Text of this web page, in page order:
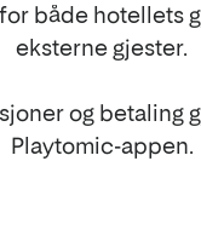
både hotellets
eksterne gjester.
og betaling
Playtomic-appen.